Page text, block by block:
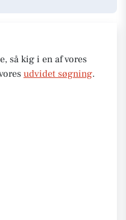
så kig i en af vores
udvidet søgning.